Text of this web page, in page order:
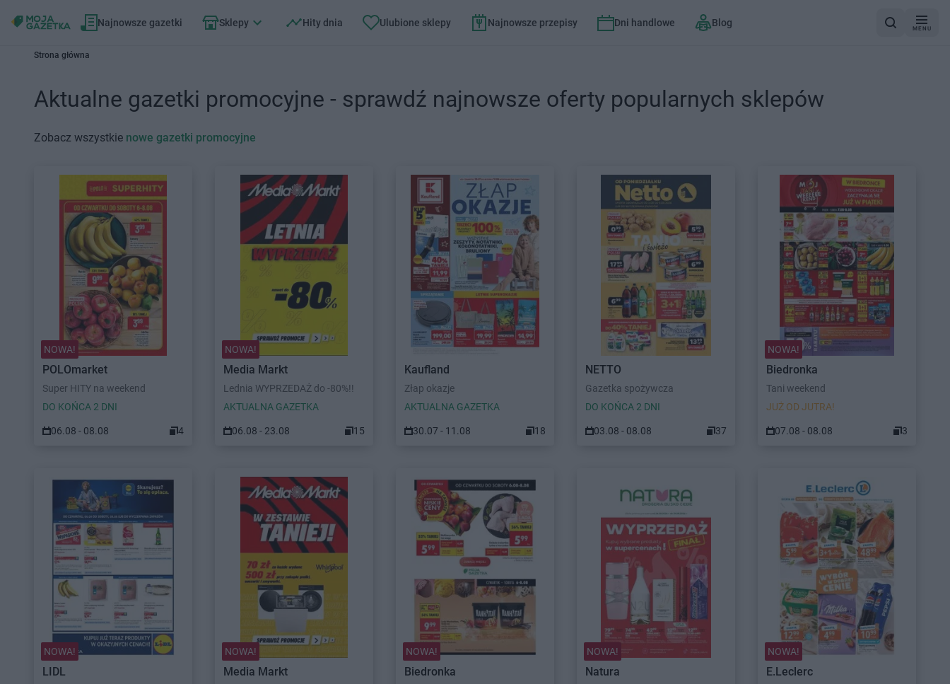
Najnowsze gazetki Sklepy Hity dnia Ulubione sklepy Najnowsze przepisy Dni handlowe Blog
MENU
Strona główna
Aktualne gazetki promocyjne - sprawdź najnowsze oferty popularnych sklepów
Zobacz wszystkie nowe gazetki promocyjne
NOWA!
POLOmarket
Super HITY na weekend
DO KOŃCA 2 DNI
06.08 - 08.08 4
NOWA!
Media Markt
Lednia WYPRZEDAŻ do -80%!!
AKTUALNA GAZETKA
06.08 - 23.08 15
Kaufland
Złap okazje
AKTUALNA GAZETKA
30.07 - 11.08 18
NETTO
Gazetka spożywcza
DO KOŃCA 2 DNI
03.08 - 08.08 37
NOWA!
Biedronka
Tani weekend
JUŻ OD JUTRA!
07.08 - 08.08 3
NOWA!
LIDL
NOWA!
Media Markt
NOWA!
Biedronka
NOWA!
Natura
NOWA!
E.Leclerc